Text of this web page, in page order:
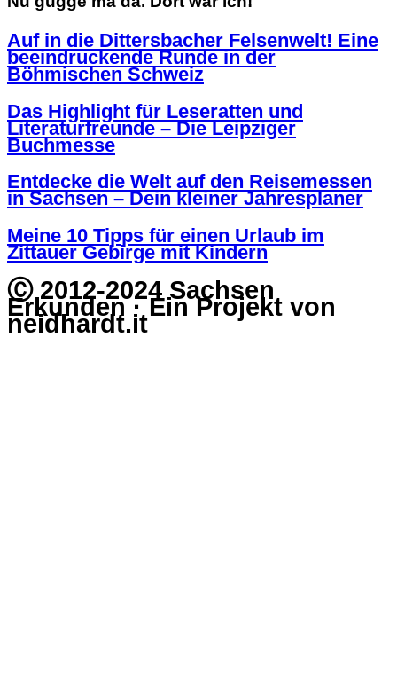
Auf in die Dittersbacher Felsenwelt! Eine
beeindruckende Runde in der
Böhmischen Schweiz
Das Highlight für Leseratten und
Literaturfreunde – Die Leipziger
Buchmesse
Entdecke die Welt auf den Reisemessen
in Sachsen – Dein kleiner Jahresplaner
Meine 10 Tipps für einen Urlaub im
Zittauer Gebirge mit Kindern
Ⓒ 2012-2024 Sachsen
Erkunden · Ein Projekt von
neidhardt.it